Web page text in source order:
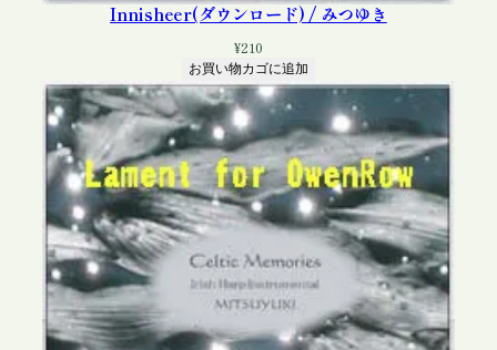
Innisheer(ダウンロード) / みつゆき
¥210
お買い物カゴに追加